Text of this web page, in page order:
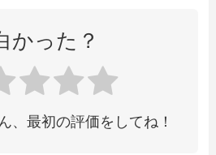
かった？
、最初の評価をしてね！